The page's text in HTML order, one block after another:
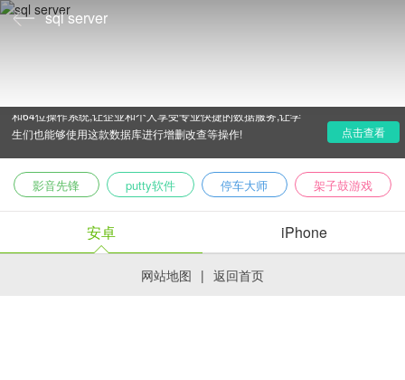
sql server
和64位操作系统,让企业和个人享受专业快捷的数据服务,让学
生们也能够使用这款数据库进行增删改查等操作!
点击查看
影音先锋 putty软件 停车大师 架子鼓游戏
安卓 iPhone
网站地图 | 返回首页